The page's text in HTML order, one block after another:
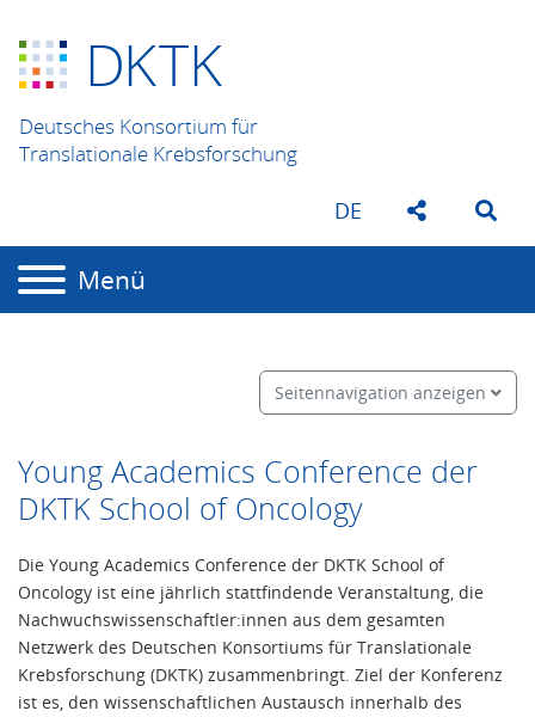
DKTK
Deutsches Konsortium für
Translationale Krebsforschung
DE
Menü
Seitennavigation anzeigen
Young Academics Conference der
DKTK School of Oncology
Die Young Academics Conference der DKTK School of
Oncology ist eine jährlich stattfindende Veranstaltung, die
Nachwuchswissenschaftler:innen aus dem gesamten
Netzwerk des Deutschen Konsortiums für Translationale
Krebsforschung (DKTK) zusammenbringt. Ziel der Konferenz
ist es, den wissenschaftlichen Austausch innerhalb des